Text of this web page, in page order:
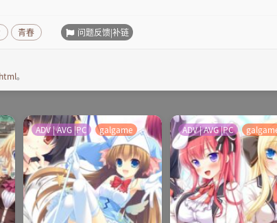
青春 问题反馈|补链
。
ADV | AVG |PC galgame ADV | AVG |PC